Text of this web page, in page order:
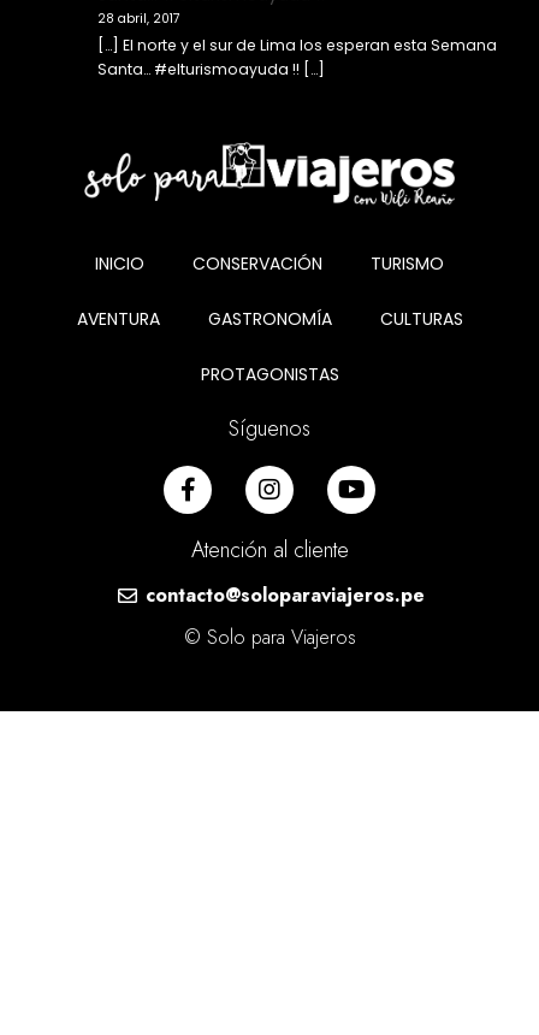
28 abril, 2017
[…] El norte y el sur de Lima los esperan esta Semana
Santa… #elturismoayuda !! […]
INICIO CONSERVACIÓN TURISMO
AVENTURA GASTRONOMÍA CULTURAS
PROTAGONISTAS
Síguenos
Atención al cliente
contacto@soloparaviajeros.pe
© Solo para Viajeros